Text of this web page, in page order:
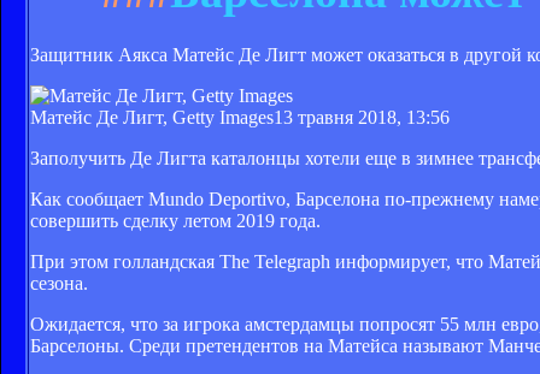
Защитник Аякса Матейс Де Лигт может оказаться в другой
Матейс Де Лигт, Getty Images13 травня 2018, 13:56
Заполучить Де Лигта каталонцы хотели еще в зимнее
Как сообщает Mundo Deportivo, Барселона по-прежнему
совершить сделку летом 2019 года.
При этом голландская The Telegraph информирует, что
сезона.
Ожидается, что за игрока амстердамцы попросят 55 млн
Барселоны. Среди претендентов на Матейса называют